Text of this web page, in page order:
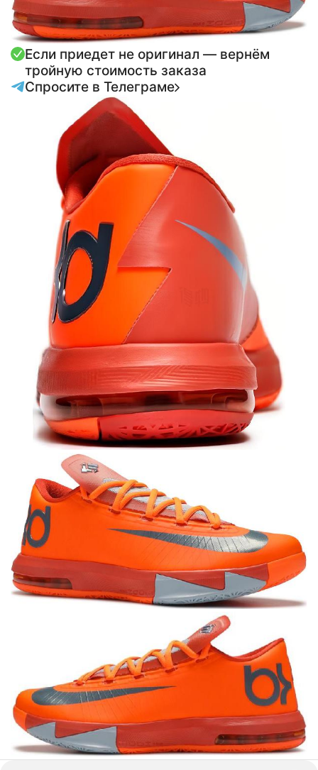
Если приедет не оригинал — вернём
тройную стоимость заказа
Спросите в Телеграме